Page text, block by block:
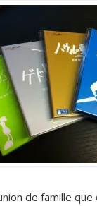
de famille que